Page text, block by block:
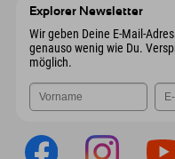
Explorer Newsletter
Wir geben Deine E-Mail-
genauso wenig wie Du.
möglich.